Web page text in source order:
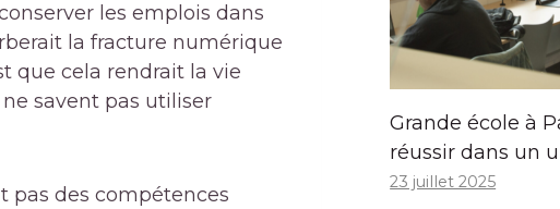
les emplois dans
la fracture numérique
que cela rendrait la vie
savent pas utiliser
pas des compétences
Grande école à
réussir dans un
23 juillet 2025